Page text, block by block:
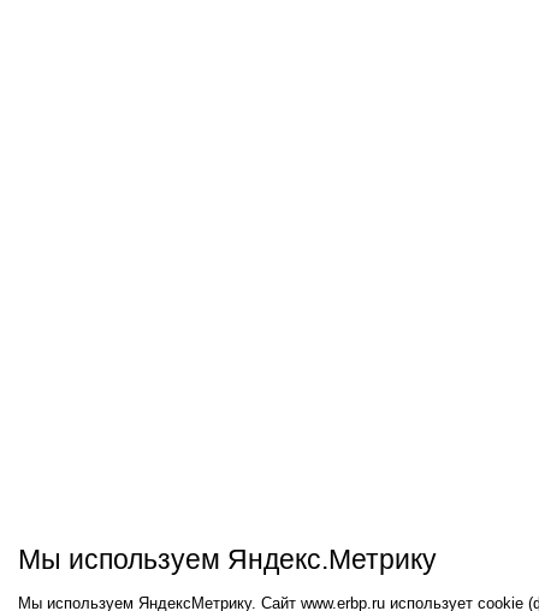
Мы используем Яндекс.Метрику
Мы используем ЯндексМетрику. Сайт www.erbp.ru использует